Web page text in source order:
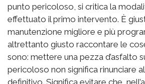
punto pericoloso, si critica la
effettuato il primo intervento. È
manutenzione migliore e più
altrettanto giusto raccontare le
sono: mettere una pezza d’asfalto
pericoloso non significa rinunciare